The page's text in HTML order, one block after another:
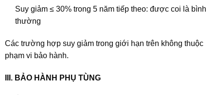
Suy giảm ≤ 30% trong 5 năm tiếp theo: được coi là bình
thường
Các trường hợp suy giảm trong giới hạn trên không thuộc
phạm vi bảo hành.
III. BẢO HÀNH PHỤ TÙNG